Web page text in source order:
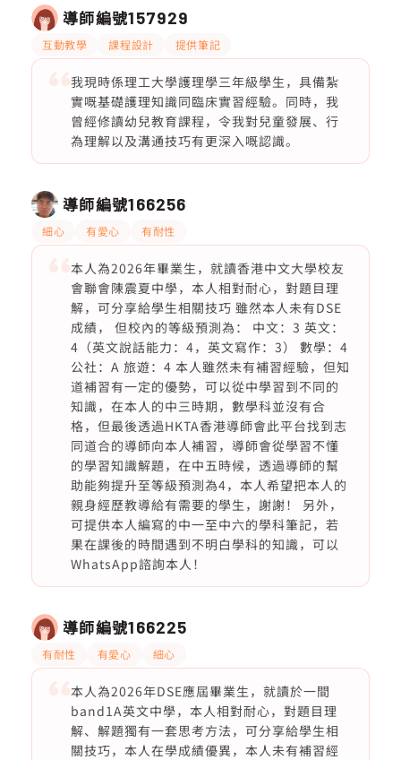
導師編號157929
互動教學 課程設計 提供筆記
我現時係理工大學護理學三年級學生，具備紮
實嘅基礎護理知識同臨床實習經驗。同時，我
曾經修讀幼兒教育課程，令我對兒童發展、行
為理解以及溝通技巧有更深入嘅認識。
導師編號166256
細心 有愛心 有耐性
本人為2026年畢業生，就讀香港中文大學校友
會聯會陳震夏中學，本人相對耐心，對題目理
解，可分享給學生相關技巧 雖然本人未有DSE
成績， 但校內的等級預測為： 中文：3 英文：
4（英文說話能力：4，英文寫作：3） 數學：4
公社：A 旅遊：4 本人雖然未有補習經驗，但知
道補習有一定的優勢，可以從中學習到不同的
知識，在本人的中三時期，數學科並沒有合
格，但最後透過HKTA香港導師會此平台找到志
同道合的導師向本人補習，導師會從學習不懂
的學習知識解題，在中五時候，透過導師的幫
助能夠提升至等級預測為4，本人希望把本人的
親身經歷教導給有需要的學生，謝謝！ 另外，
可提供本人編寫的中一至中六的學科筆記，若
果在課後的時間遇到不明白學科的知識，可以
WhatsApp諮詢本人！
導師編號166225
有耐性 有愛心 細心
本人為2026年DSE應屆畢業生，就讀於一間
band1A英文中學，本人相對耐心，對題目理
解、解題獨有一套思考方法，可分享給學生相
關技巧，本人在學成績優異，本人未有補習經